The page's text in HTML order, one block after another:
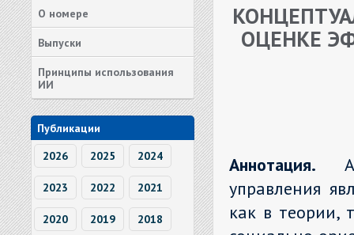
О номере
Выпуски
Принципы использования
ИИ
Публикации
2026
2025 2024
2023 2022 2021
2020 2019 2018
ОЦЕНКЕ
Аннотация.
управления
как в теории,